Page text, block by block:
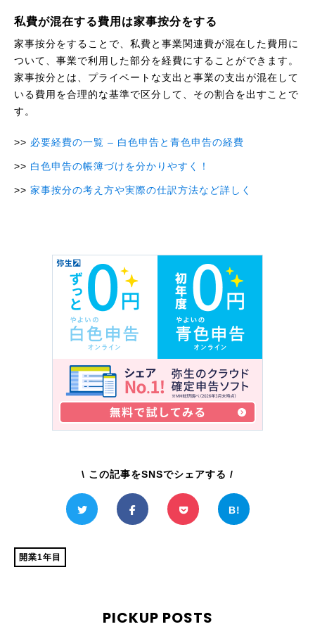
私費が混在する費用は家事按分をする
家事按分をすることで、私費と事業関連費が混在した費用に
ついて、事業で利用した部分を経費にすることができます。
家事按分とは、プライベートな支出と事業の支出が混在して
いる費用を合理的な基準で区分して、その割合を出すことで
す。
必要経費の一覧 – 白色申告と青色申告の経費
白色申告の帳簿づけを分かりやすく！
家事按分の考え方や実際の仕訳方法など詳しく
\ この記事をSNSでシェアする /
開業1年目
PICKUP POSTS